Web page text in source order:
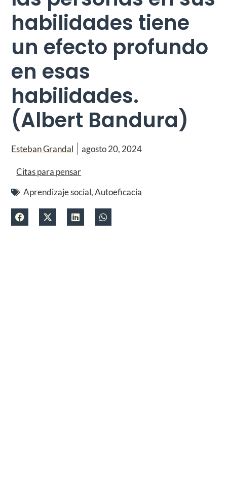
habilidades tiene
un efecto profundo
en esas
habilidades.
(Albert Bandura)
Esteban Grandal agosto 20, 2024
Citas para pensar
Aprendizaje social,Autoeficacia